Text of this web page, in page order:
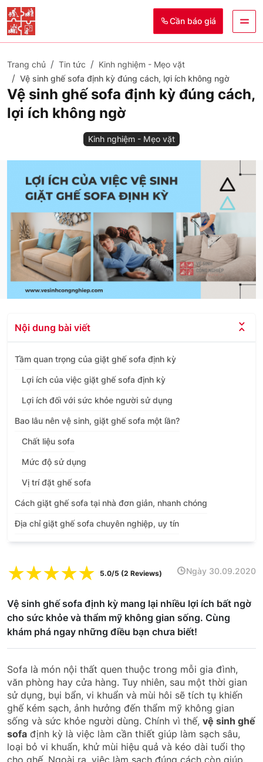
Cần báo giá
Trang chủ Tin tức
Kinh nghiệm - Mẹo vặt
Vệ sinh ghế sofa định kỳ đúng cách, lợi ích không ngờ
Vệ sinh ghế sofa định kỳ đúng cách,
lợi ích không ngờ
Kinh nghiệm - Mẹo vặt
☆
☆
☆
☆
☆ 5.0/5 (2 Reviews) Ngày 30.09.2020
Vệ sinh ghế sofa định kỳ mang lại nhiều lợi ích bất ngờ
cho sức khỏe và thẩm mỹ không gian sống. Cùng
khám phá ngay những điều bạn chưa biết!
Sofa là món nội thất quen thuộc trong mỗi gia đình,
văn phòng hay cửa hàng. Tuy nhiên, sau một thời gian
sử dụng, bụi bẩn, vi khuẩn và mùi hôi sẽ tích tụ khiến
ghế kém sạch, ảnh hưởng đến thẩm mỹ không gian
sống và sức khỏe người dùng. Chính vì thế, vệ sinh ghế
sofa định kỳ là việc làm cần thiết giúp làm sạch sâu,
loại bỏ vi khuẩn, khử mùi hiệu quả và kéo dài tuổi thọ
cho ghế. Ngoài ra, việc làm sạch đúng cách còn giúp
Nội dung bài viết
Tầm quan trọng của giặt ghế sofa định kỳ
Lợi ích của việc giặt ghế sofa định kỳ
Lợi ích đối với sức khỏe người sử dụng
Bao lâu nên vệ sinh, giặt ghế sofa một lần?
Chất liệu sofa
Mức độ sử dụng
Vị trí đặt ghế sofa
Cách giặt ghế sofa tại nhà đơn giản, nhanh chóng
Địa chỉ giặt ghế sofa chuyên nghiệp, uy tín